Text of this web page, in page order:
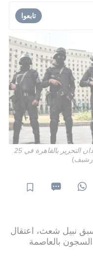
تابعوا
عناصر من القوات الخاصة المصري في ميدان التحرير بالقاهرة في 25
نبيل شعث، اعتقال
بالعاصمة